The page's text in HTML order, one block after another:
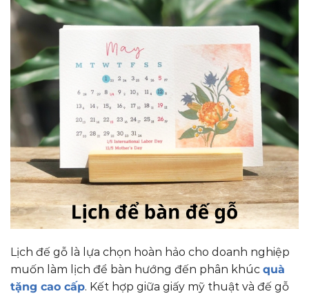
Lịch đế gỗ là lựa chọn hoàn hảo cho doanh nghiệp
muốn làm lịch để bàn hướng đến phân khúc quà
tặng cao cấp. Kết hợp giữa giấy mỹ thuật và đế gỗ